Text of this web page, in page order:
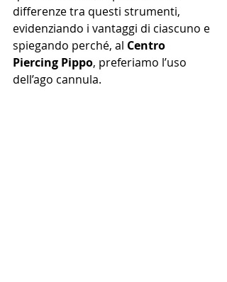
differenze tra questi strumenti,
evidenziando i vantaggi di ciascuno e
spiegando perché, al Centro
Piercing Pippo, preferiamo l’uso
dell’ago cannula.